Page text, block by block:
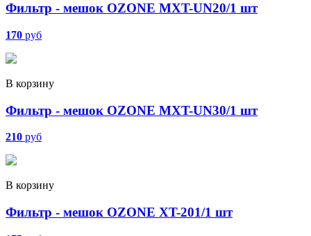
Фильтр - мешок OZONE MXT-UN20/1 шт
170 руб
В корзину
Фильтр - мешок OZONE MXT-UN30/1 шт
210 руб
В корзину
Фильтр - мешок OZONE XT-201/1 шт